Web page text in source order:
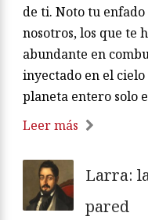
de ti. Noto tu
nosotros, los que te
abundante en
inyectado en el
planeta entero solo
Leer más
Larra:
pared